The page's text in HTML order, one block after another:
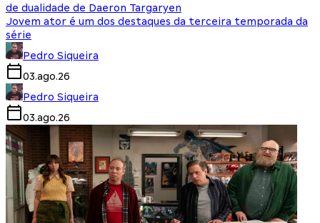
de dualidade de Daeron Targaryen
Jovem ator é um dos destaques da terceira temporada da
série
Pedro Siqueira
03.ago.26
Pedro Siqueira
03.ago.26